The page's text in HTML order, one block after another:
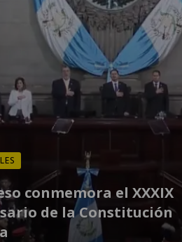
conmemora el XXXIX
de la Constitución